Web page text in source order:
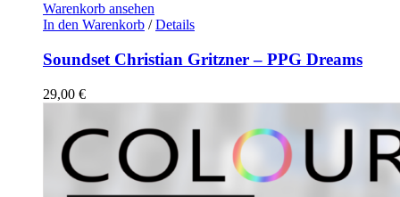
Warenkorb ansehen
In den Warenkorb / Details
Soundset Christian Gritzner – PPG Dreams
29,00 €